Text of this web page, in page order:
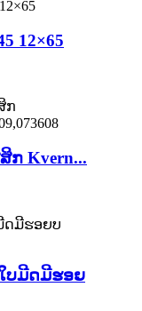
12×65
ກ Kvern...
ບມີດມີຮອຍ